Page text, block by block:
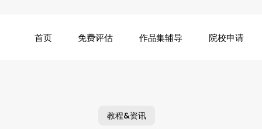
首页 免费评估 作品集辅导 院校申请
教程&资讯